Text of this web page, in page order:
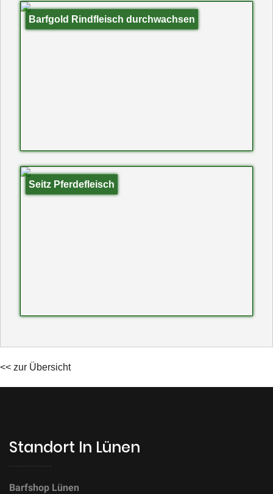
Barfgold Rindfleisch durchwachsen
Seitz Pferdefleisch
<< zur Übersicht
Standort In Lünen
Barfshop Lünen